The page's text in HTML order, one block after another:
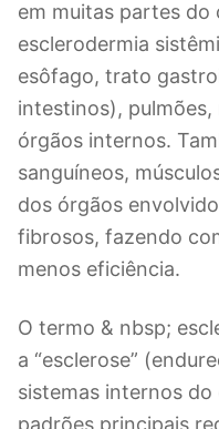
em muitas partes
esclerodermia
esôfago, trato
intestinos),
órgãos internos.
sanguíneos,
dos órgãos
fibrosos, fazendo
menos eficiência.
O termo & nbsp;
a “esclerose”
sistemas internos
padrões principais